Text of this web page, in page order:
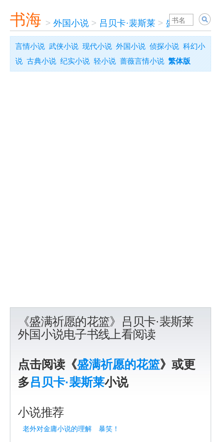
书海 > 外国小说 > 吕贝卡·裴斯莱 > 盛满祈愿的花
言情小说 武侠小说 现代小说 外国小说 侦探小说 科幻小
说 古典小说 纪实小说 轻小说 蔷薇言情小说 繁体版
《盛满祈愿的花篮》吕贝卡·裴斯莱
外国小说电子书线上看阅读
点击阅读《盛满祈愿的花篮》或更
多吕贝卡·裴斯莱小说
小说推荐
老外对金庸小说的理解 暴笑！